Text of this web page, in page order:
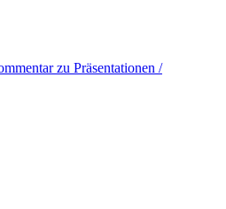
zu Präsentationen /